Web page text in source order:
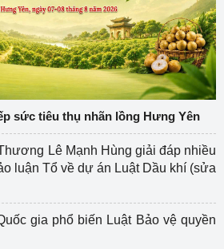
sức tiêu thụ nhãn lồng Hưng Yên
Lê Mạnh Hùng giải đáp nhiều
luận Tổ về dự án Luật Dầu khí (sửa
gia phổ biến Luật Bảo vệ quyền